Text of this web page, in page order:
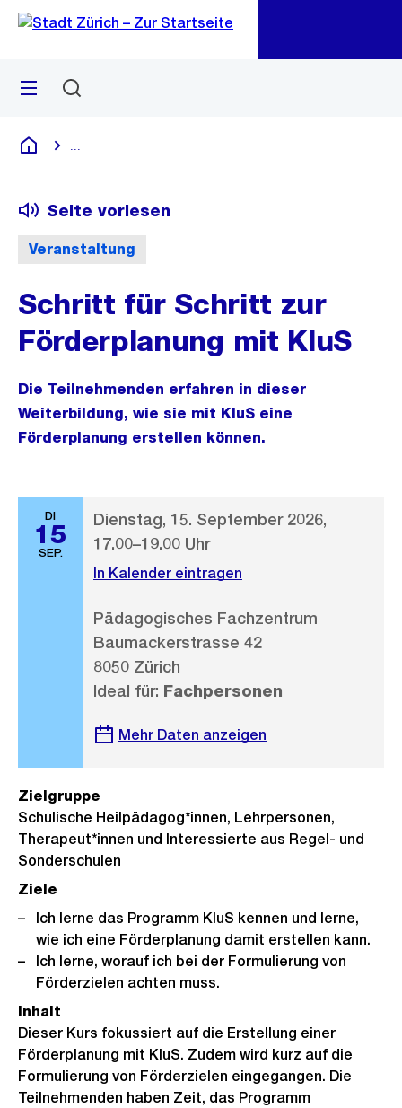
Navigation
Sprunglink
Menü
Deutsch
Veranstaltung
Seite vorlesen
Schritt für Schritt zur
Förderplanung mit KluS
Die Teilnehmenden erfahren in dieser
Weiterbildung, wie sie mit KluS eine
Förderplanung erstellen können.
DI
15
SEP.
Dienstag, 15. September 2026,
17.00–19.00 Uhr
In Kalender eintragen
Pädagogisches Fachzentrum
Baumackerstrasse 42
8050 Zürich
Ideal für: Fachpersonen
Mehr Daten anzeigen
Zielgruppe
Schulische Heilpädagog*innen, Lehrpersonen,
Therapeut*innen und Interessierte aus Regel- und
Sonderschulen
Ziele
Ich lerne das Programm KluS kennen und lerne,
wie ich eine Förderplanung damit erstellen kann.
Ich lerne, worauf ich bei der Formulierung von
Förderzielen achten muss.
Inhalt
Dieser Kurs fokussiert auf die Erstellung einer
Förderplanung mit KluS. Zudem wird kurz auf die
Formulierung von Förderzielen eingegangen. Die
Teilnehmenden haben Zeit, das Programm